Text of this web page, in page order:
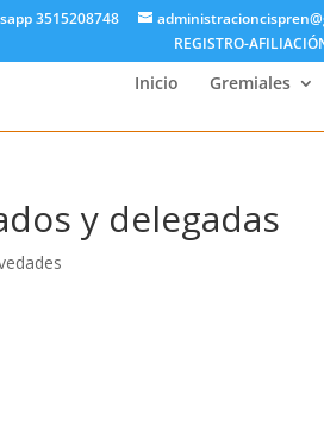
3515208748
REGISTRO-
Inicio Gremiales
y delegadas